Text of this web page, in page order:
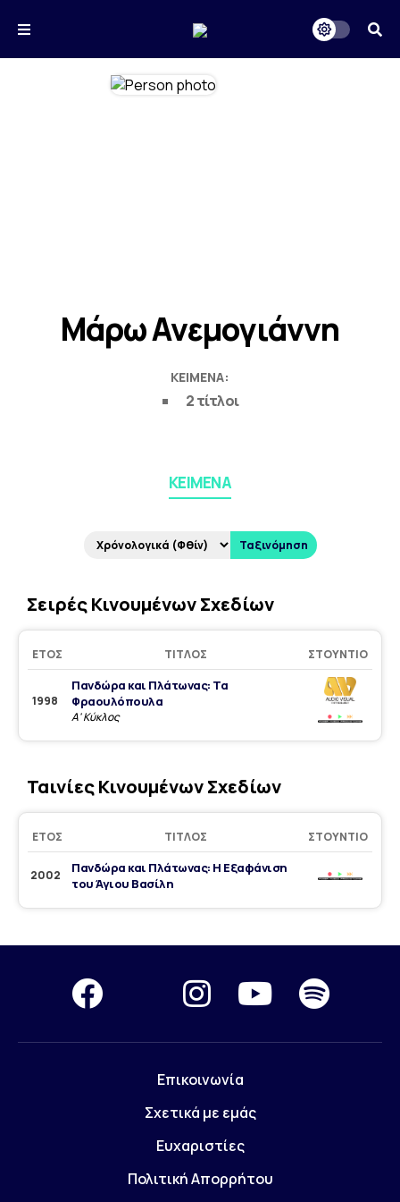
Μάρω Ανεμογιάννη
ΚΕΊΜΕΝΑ:
2 τίτλοι
ΚΕΊΜΕΝΑ
Ταξινόμηση
Σειρές Κινουμένων Σχεδίων
ΈΤΟΣ ΤΊΤΛΟΣ ΣΤΟΎΝΤΙΟ
1998
Πανδώρα και Πλάτωνας: Τα
Φραουλόπουλα
Α' Κύκλος
Ταινίες Κινουμένων Σχεδίων
ΈΤΟΣ ΤΊΤΛΟΣ ΣΤΟΎΝΤΙΟ
2002
Πανδώρα και Πλάτωνας: Η Εξαφάνιση
του Άγιου Βασίλη
Επικοινωνία
Σχετικά με εμάς
Ευχαριστίες
Πολιτική Απορρήτου